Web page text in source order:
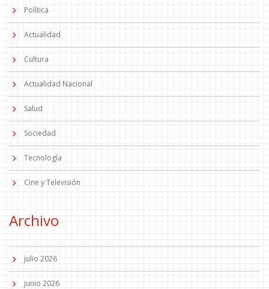
Política
Actualidad
Cultura
Actualidad Nacional
Salud
Sociedad
Tecnología
Cine y Televisión
Archivo
julio 2026
junio 2026